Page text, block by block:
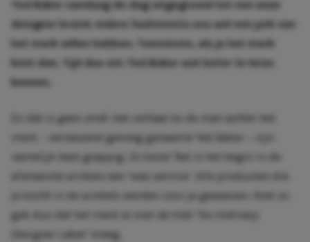
Ted Baker
vandaag de dag uitgegroeid tot een waar
designer brand. Iedere fashionista zou wel een jurk van
het merk willen hebben. Tenminste, als je het merk
kent dan. Tijd dus om Ted Baker wat beter te leren
kennen.
En dat is geen straf. Het verhaal en de man achter het
merk – verrassend genoeg genaamd Ted Baker – zijn
namelijk best grappig. Zo bood Ted in het begin in de
allereerste winkels een ‘was service’. Alle producten die
je kocht in de winkels werden voor je gewassen. Niet zo
gek dus dat het merk al snel de titel ‘No Ordinary
Designer Label’ kreeg.